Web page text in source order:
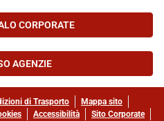
CORPORATE
(SI APRE IN UNA NUOVA SCHEDA)
AGENZIE
(SI APRE IN UNA NUOVA SCHEDA)
di Trasporto
Mappa sito
Accessibilità Sito Corporate